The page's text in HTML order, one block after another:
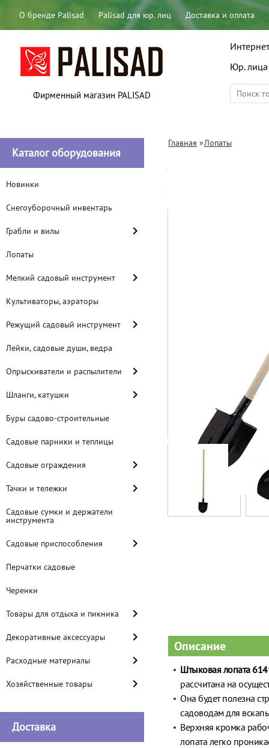
О бренде Palisad Palisad для юр. лиц Доставка и оплата
Фирменный магазин PALISAD
Юр. лица
Каталог оборудования
Новинки
Снегоуборочный инвентарь
Грабли и вилы
Лопаты
Мелкий садовый инструмент
Культиваторы, аэраторы
Режущий садовый инструмент
Лейки, садовые души, ведра
Опрыскиватели и распылители
Шланги, катушки
Буры садово-строительные
Садовые парники и теплицы
Садовые ограждения
Тачки и тележки
Садовые сумки и держатели
инструмента
Садовые приспособления
Перчатки садовые
Черенки
Товары для отдыха и пикника
Декоративные аксессуары
Расходные материалы
Хозяйственные товары
Доставка
Главная »Лопаты
Описание
Штыковая лопата
рассчитана на
Она будет полезна
садоводам для
Верхняя кромка
лопата легко